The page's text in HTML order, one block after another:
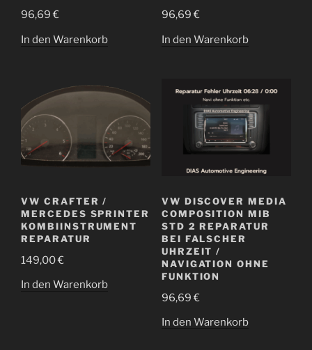
96,69€
In den Warenkorb
96,69€
In den Warenkorb
VW CRAFTER /
MERCEDES SPRINTER
KOMBIINSTRUMENT
REPARATUR
149,00€
In den Warenkorb
VW DISCOVER MEDIA
COMPOSITION MIB
STD 2 REPARATUR
BEI FALSCHER
UHRZEIT /
NAVIGATION OHNE
FUNKTION
96,69€
In den Warenkorb